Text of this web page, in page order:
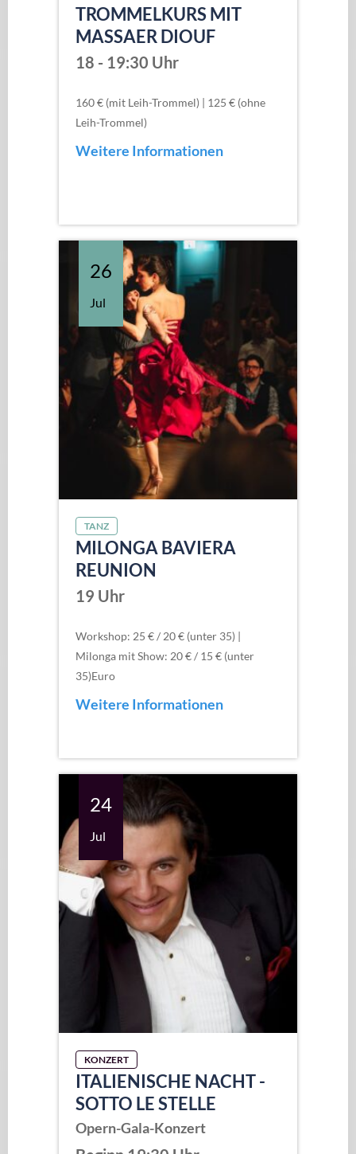
TROMMELKURS MIT
MASSAER DIOUF
18 - 19:30 Uhr
160 € (mit Leih-Trommel) | 125 € (ohne
Leih-Trommel)
Weitere Informationen
26
Jul
TANZ
MILONGA BAVIERA
REUNION
19 Uhr
Workshop: 25 € / 20 € (unter 35) |
Milonga mit Show: 20 € / 15 € (unter
35)Euro
Weitere Informationen
24
Jul
KONZERT
ITALIENISCHE NACHT -
SOTTO LE STELLE
Opern-Gala-Konzert